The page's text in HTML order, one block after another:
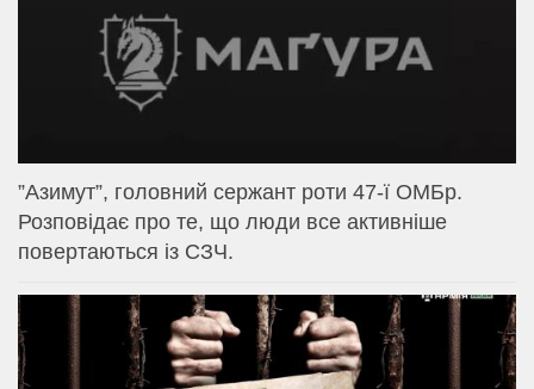
⁨”Азимут”, головний сержант роти 47-ї ОМБр.
Розповідає про те, що люди все активніше
повертаються із СЗЧ.